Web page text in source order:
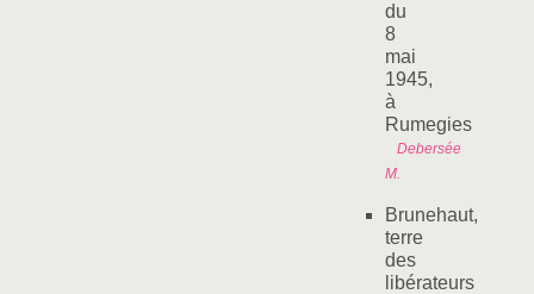
du
8
mai
1945,
à
Rumegies
Debersée
M.
Brunehaut,
terre
des
libérateurs